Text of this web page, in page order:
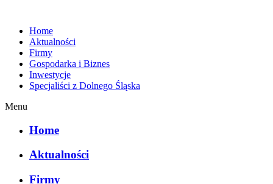
Home
Aktualności
Firmy
Gospodarka i Biznes
Inwestycje
Specjaliści z Dolnego Śląska
Menu
Home
Aktualności
Firmy